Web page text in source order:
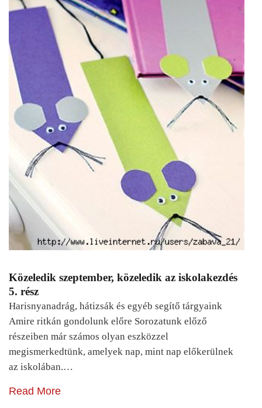
Közeledik szeptember, közeledik az iskolakezdés
5. rész
Harisnyanadrág, hátizsák és egyéb segítő tárgyaink
Amire ritkán gondolunk előre Sorozatunk előző
részeiben már számos olyan eszközzel
megismerkedtünk, amelyek nap, mint nap előkerülnek
az iskolában.…
Read More